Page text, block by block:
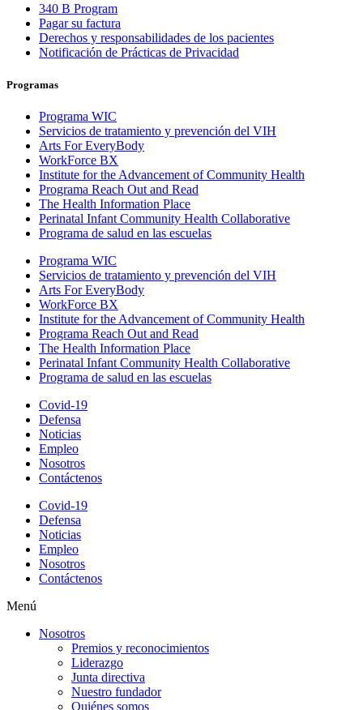
340 B Program
Pagar su factura
Derechos y responsabilidades de los pacientes
Notificación de Prácticas de Privacidad
Programas
Programa WIC
Servicios de tratamiento y prevención del VIH
Arts For EveryBody
WorkForce BX
Institute for the Advancement of Community Health
Programa Reach Out and Read
The Health Information Place
Perinatal Infant Community Health Collaborative
Programa de salud en las escuelas
Programa WIC
Servicios de tratamiento y prevención del VIH
Arts For EveryBody
WorkForce BX
Institute for the Advancement of Community Health
Programa Reach Out and Read
The Health Information Place
Perinatal Infant Community Health Collaborative
Programa de salud en las escuelas
Covid-19
Defensa
Noticias
Empleo
Nosotros
Contáctenos
Covid-19
Defensa
Noticias
Empleo
Nosotros
Contáctenos
Menú
Nosotros
Premios y reconocimientos
Liderazgo
Junta directiva
Nuestro fundador
Quiénes somos